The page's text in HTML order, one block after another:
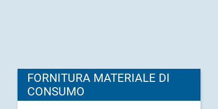
FORNITURA MATERIALE DI
CONSUMO